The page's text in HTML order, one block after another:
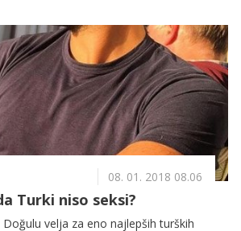
08. 01. 2018 08.06
Turki niso seksi?
velja za eno najlepših turških